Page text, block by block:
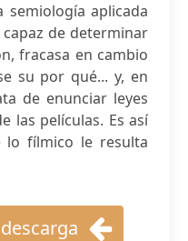
semiología aplicada
de determinar
fracasa en cambio
su por qué... y, en
de enunciar leyes
las películas. Es así
lo fílmico le resulta